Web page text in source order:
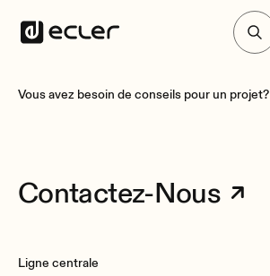
Produit
Vous avez besoin de conseils pour un projet?
Contactez-Nous
Ligne centrale